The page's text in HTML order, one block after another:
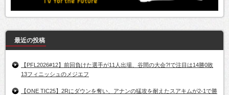
最近の投稿
【PFL2026#12】前回負けた選手が11人出場、谷間の大会?!で注目は14勝0敗
13フィニッシュのメジエフ
【ONE TIC25】2Rにダウンを奪い、アナンの猛攻を耐えたスアキムが2-1で勝